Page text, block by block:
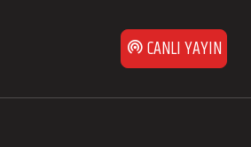
CANLI YAYIN